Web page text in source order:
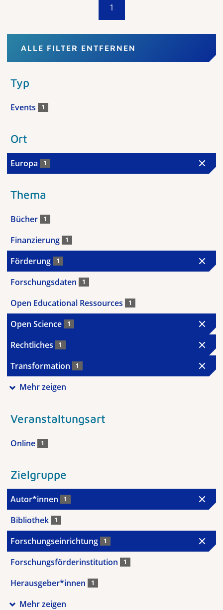
1
ALLE FILTER ENTFERNEN
Typ
Events 1
Ort
Europa 1
Thema
Bücher 1
Finanzierung 1
Förderung 1
Forschungsdaten 1
Open Educational Ressources 1
Open Science 1
Rechtliches 1
Transformation 1
Mehr zeigen
Veranstaltungsart
Online 1
Zielgruppe
Autor*innen 1
Bibliothek 1
Forschungseinrichtung 1
Forschungsförderinstitution 1
Herausgeber*innen 1
Mehr zeigen